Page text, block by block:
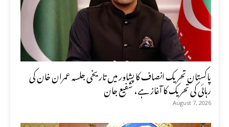
پاکستان تحریک انصاف کا پشاور میں تاریخی جلسہ عمران خان کی
رہائی کی تحریک کا آغاز ہے، شفیع جان
August 7, 2026